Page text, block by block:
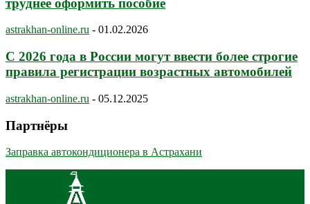
astrakhan-online.ru - 01.02.2026
С 2026 года в России могут ввести более строгие
правила регистрации возрастных автомобилей
astrakhan-online.ru - 05.12.2025
Партнёры
Заправка автокондиционера в Астрахани